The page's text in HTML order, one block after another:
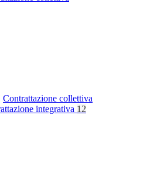
Contrattazione collettiva
integrativa 12